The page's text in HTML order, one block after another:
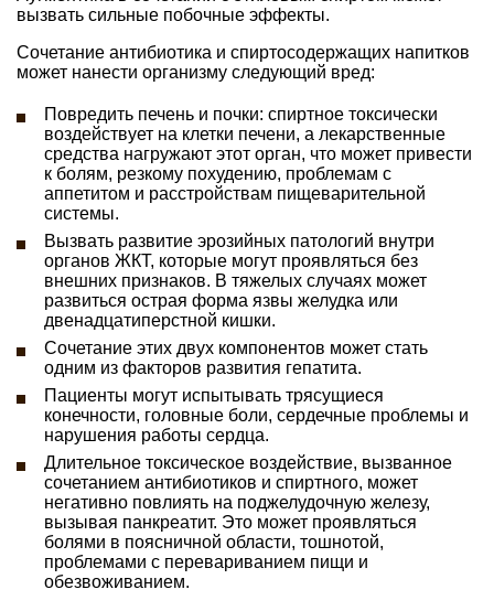
вызвать сильные побочные эффекты.
Сочетание антибиотика и спиртосодержащих напитков
может нанести организму следующий вред:
Повредить печень и почки: спиртное токсически
воздействует на клетки печени, а лекарственные
средства нагружают этот орган, что может привести
к болям, резкому похудению, проблемам с
аппетитом и расстройствам пищеварительной
системы.
Вызвать развитие эрозийных патологий внутри
органов ЖКТ, которые могут проявляться без
внешних признаков. В тяжелых случаях может
развиться острая форма язвы желудка или
двенадцатиперстной кишки.
Сочетание этих двух компонентов может стать
одним из факторов развития гепатита.
Пациенты могут испытывать трясущиеся
конечности, головные боли, сердечные проблемы и
нарушения работы сердца.
Длительное токсическое воздействие, вызванное
сочетанием антибиотиков и спиртного, может
негативно повлиять на поджелудочную железу,
вызывая панкреатит. Это может проявляться
болями в поясничной области, тошнотой,
проблемами с перевариванием пищи и
обезвоживанием.